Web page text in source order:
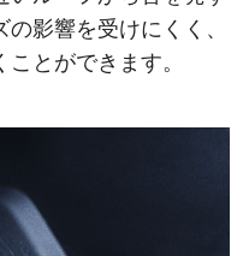
影響を受けにくく、
とができます。